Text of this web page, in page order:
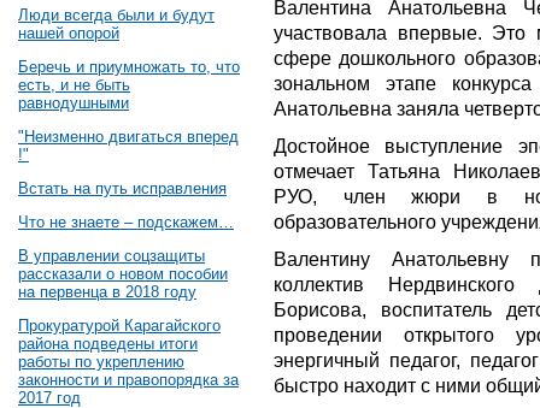
Люди всегда были и будут
нашей опорой
Беречь и приумножать то, что
есть, и не быть
равнодушными
"Неизменно двигаться вперед
!"
Встать на путь исправления
Что не знаете – подскажем…
В управлении соцзащиты
рассказали о новом пособии
на первенца в 2018 году
Прокуратурой Карагайского
района подведены итоги
работы по укреплению
законности и правопорядка за
2017 год
Валентина Анатольевна
участвовала впервые. Это
сфере дошкольного
зональном этапе
Анатольевна заняла
Достойное выступление
отмечает Татьяна
РУО, член жюри в
образовательного
Валентину Анатольевну
коллектив
Борисова, воспитатель
проведении открытого
энергичный педагог,
быстро находит с ними